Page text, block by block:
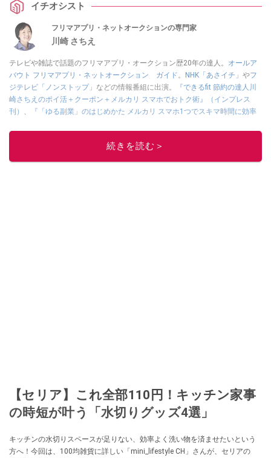
イチオシスト
フリマアプリ・ネットオークションの専門家
川崎 さちえ
テレビや雑誌で話題のフリマアプリ・オークション歴20年の達人。 オールア
バウト フリマアプリ・ネットオークション ガイド。 NHK「あさイチ」 やフ
ジテレビ「ノンストップ」 などの情報番組に出演。
『できるfit 節約の達人川
崎さちえのポイ活＋クーポン＋メルカリ スマホでおトク術』（インプレス
刊） 、
『「ゆる副業」のはじめかた メルカリ スマホ1つでスキマ時間に効率
ぜ日記」
■経歴：2003年、夫が子育てをするために、突然会社を辞める。翌月からの
給料が０円になり、家にいながら、しかも空いた時間でできるオークション
続きを読む＞
【セリア】これ全部110円！キッチン家事
の時短が叶う「水切りグッズ4選」
キッチンの水切りスペースが足りない、効率よく洗い物を済ませたいという
方へ！今回は、100均雑貨に詳しい「mini_lifestyle CH」さんが、セリアの